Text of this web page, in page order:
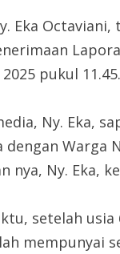
Eka
pukul 11.45.
Ny. Eka,
dengan Warga
nya, Ny. Eka,
setelah
mempunyai